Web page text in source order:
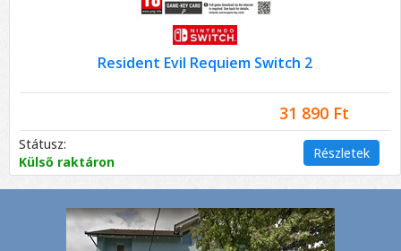
Resident Evil Requiem Switch 2
31 890 Ft
Státusz:
Külső raktáron
Részletek